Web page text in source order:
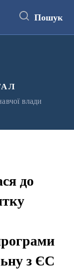
Пошук
влади
до
з ЄС